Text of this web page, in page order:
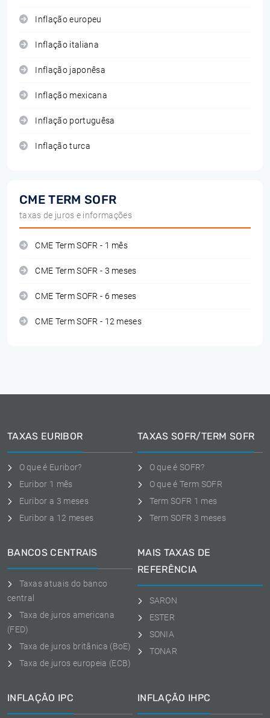
Inflação europeu
Inflação italiana
Inflação japonêsa
Inflação mexicana
Inflação portuguêsa
Inflação turca
CME TERM SOFR
taxas de juros e informações
CME Term SOFR - 1 mês
CME Term SOFR - 3 meses
CME Term SOFR - 6 meses
CME Term SOFR - 12 meses
TAXAS EURIBOR
O que é Euribor?
Euribor 1 mês
Euribor a 3 meses
Euribor a 12 meses
TAXAS SOFR/TERM SOFR
O que é SOFR?
O que é Term SOFR
Term SOFR 1 mes
Term SOFR 3 meses
BANCOS CENTRAIS
Taxas atuais do banco
central
Taxa de juros americana
(FED)
Taxa de juros britânica (BoE)
Taxa de juros europeia (ECB)
MAIS TAXAS DE
REFERÊNCIA
SARON
ESTER
SONIA
TONAR
INFLAÇÃO IPC INFLAÇÃO IHPC